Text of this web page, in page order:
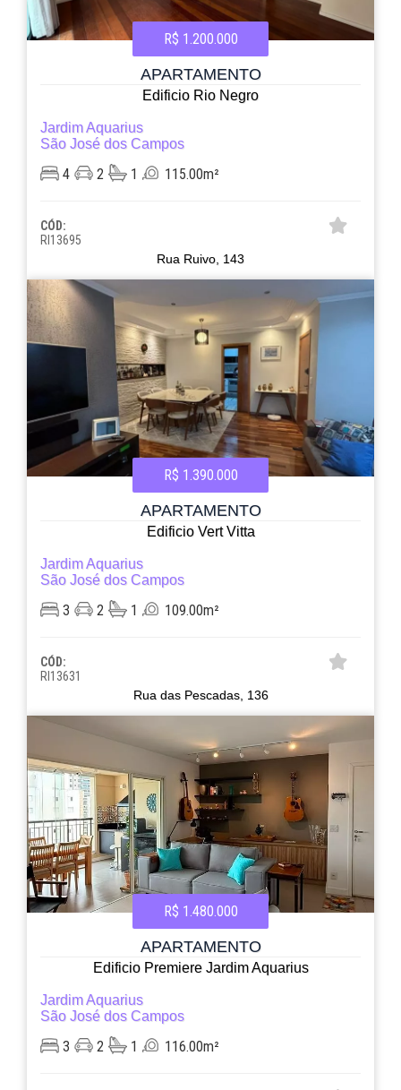
R$ 1.200.000
APARTAMENTO
Edificio Rio Negro
Jardim Aquarius
São José dos Campos
4 2 1 115.00m²
CÓD:
RI13695
Rua Ruivo, 143
R$ 1.390.000
APARTAMENTO
Edificio Vert Vitta
Jardim Aquarius
São José dos Campos
3 2 1 109.00m²
CÓD:
RI13631
Rua das Pescadas, 136
R$ 1.480.000
APARTAMENTO
Edificio Premiere Jardim Aquarius
Jardim Aquarius
São José dos Campos
3 2 1 116.00m²